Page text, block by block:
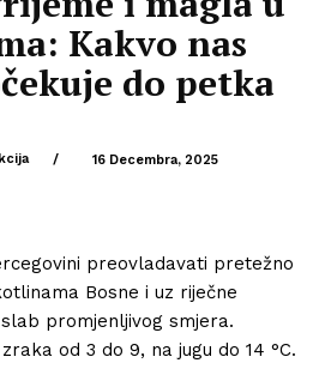
Kakvo nas
do petka
/ 16 Decembra, 2025
preovladavati pretežno
Bosne i uz riječne
promjenljivog smjera.
od 3 do 9, na jugu do 14 °C.